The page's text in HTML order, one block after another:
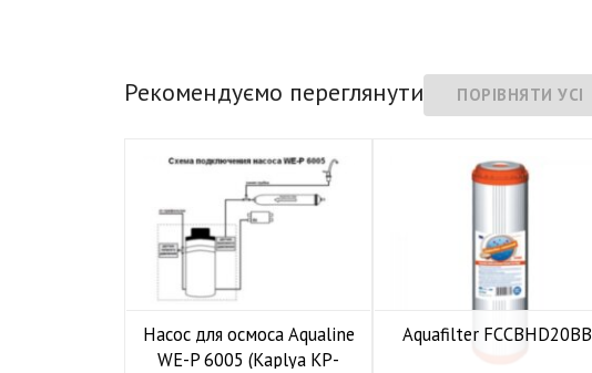
Рекомендуємо переглянути
Насос для осмоса Aqualine
WE-P 6005 (Kaplya KP-
Aquafilter FCCBHD20BB